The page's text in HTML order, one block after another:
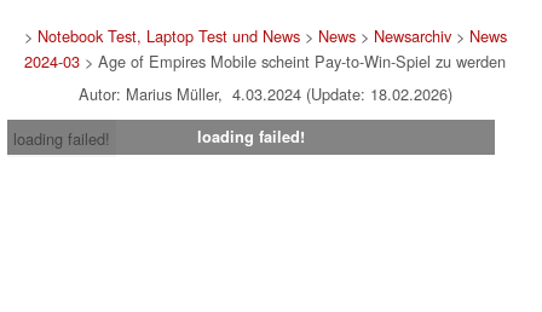
> Notebook Test, Laptop Test und News> News> Newsarchiv> News
2024-03 > Age of Empires Mobile scheint Pay-to-Win-Spiel zu werden
Autor: Marius Müller, 4.03.2024 (Update: 18.02.2026)
loading failed!
loading failed!